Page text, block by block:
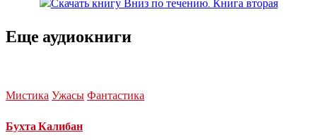
Еще аудиокниги
Мистика Ужасы Фантастика
Бухта Калибан